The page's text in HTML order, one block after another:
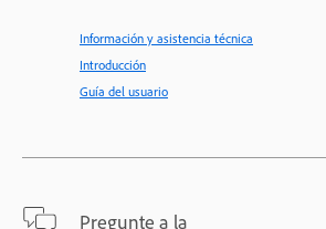
Información y asistencia técnica
Introducción
Guía del usuario
Pregunte a la